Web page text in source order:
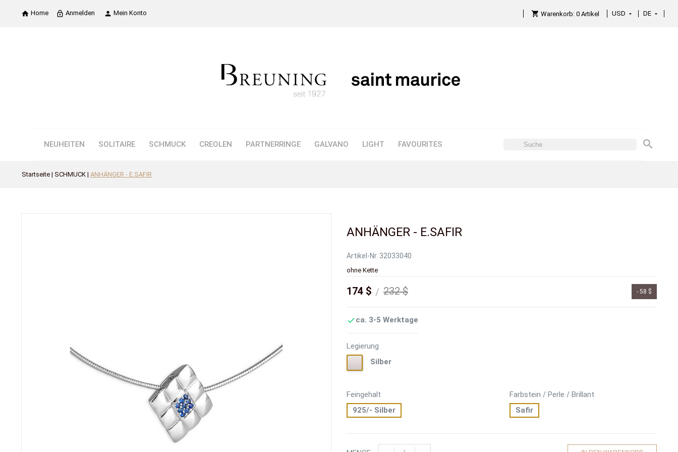
 Home lock_outline Anmelden  Mein Konto  Warenkorb: 0 Artikel USD DE
NEUHEITEN SOLITAIRE SCHMUCK CREOLEN PARTNERRINGE GALVANO LIGHT FAVOURITES 
Startseite SCHMUCK ANHÄNGER - E.SAFIR
ANHÄNGER - E.SAFIR
Artikel-Nr. 32033040
ohne Kette
174 $ 232 $ - 58 $
ca. 3-5 Werktage
Legierung
Silber
Feingehalt
925/- Silber
Farbstein / Perle / Brillant
Safir